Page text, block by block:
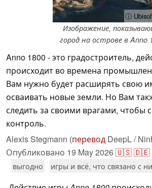
ⓘ
Изображение,
город на острове в Anno
Anno 1800 - это градостроитель,
происходит во времена
Вам нужно будет расширять свою
осваивать новые земли. Но Вам
следить за своими врагами, чтобы
контроль.
Alexis Stegmann (перевод DeepL /
Опубликовано 19 May 2026🇺🇸🇩🇪
выгодно игры и всё, что связано с